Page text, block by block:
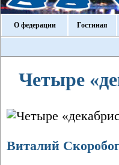
О федерации Гостиная
Четыре
Виталий